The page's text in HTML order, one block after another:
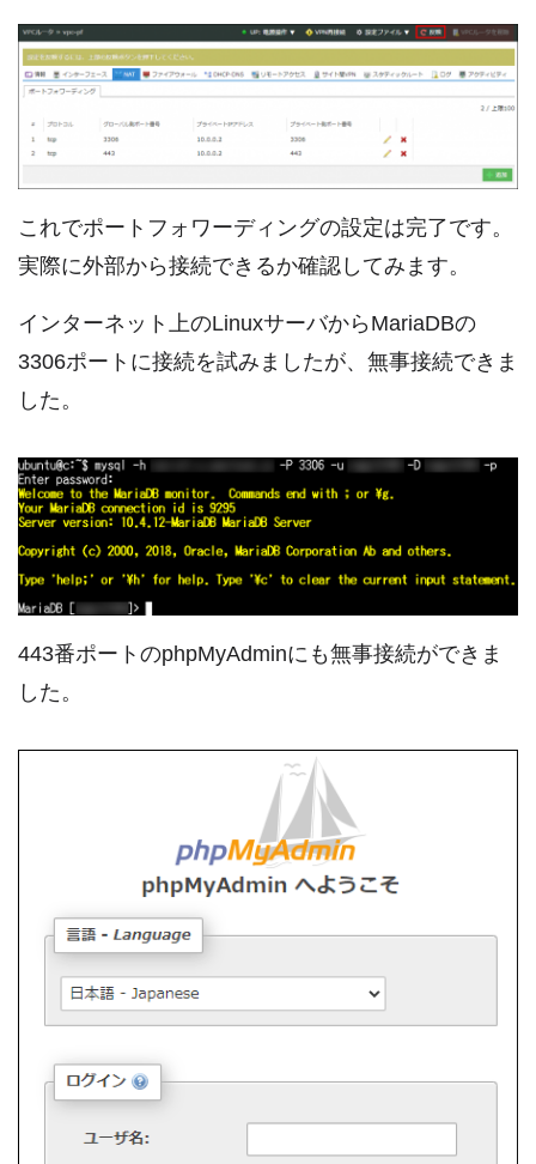
これでポートフォワーディングの設定は完了です。
実際に外部から接続できるか確認してみます。
インターネット上のLinuxサーバからMariaDBの
3306ポートに接続を試みましたが、無事接続できま
した。
443番ポートのphpMyAdminにも無事接続ができま
した。